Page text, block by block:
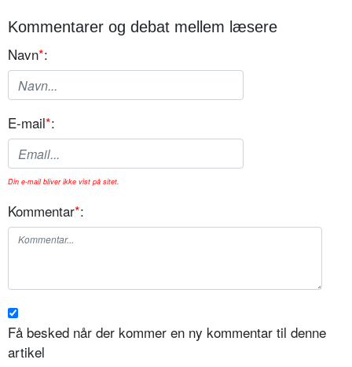
Kommentarer og debat mellem læsere
Navn*:
E-mail*:
Din e-mail bliver ikke vist på sitet.
Kommentar*:
Få besked når der kommer en ny kommentar til denne
artikel